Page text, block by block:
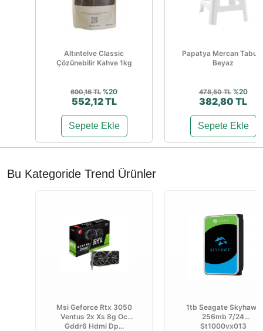
Altıntelve Classic
Çözünebilir Kahve 1kg
690,16 TL %20
552,12 TL
Sepete Ekle
Papatya Mercan
Beyaz
478,50 TL %20
382,80 TL
Sepete Ekle
Bu Kategoride Trend Ürünler
Msi Geforce Rtx 3050
Ventus 2x Xs 8g Oc
Gddr6 Hdmi Dp...
1tb Seagate Skyhawk
256mb 7/24
St1000vx013